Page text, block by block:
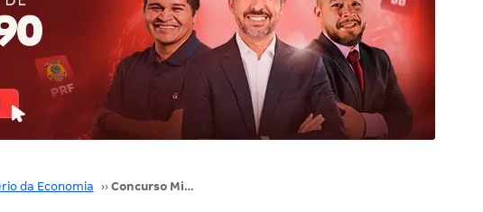
da Economia ›› Concurso Ministério da Economia: gabarito preliminar disponível